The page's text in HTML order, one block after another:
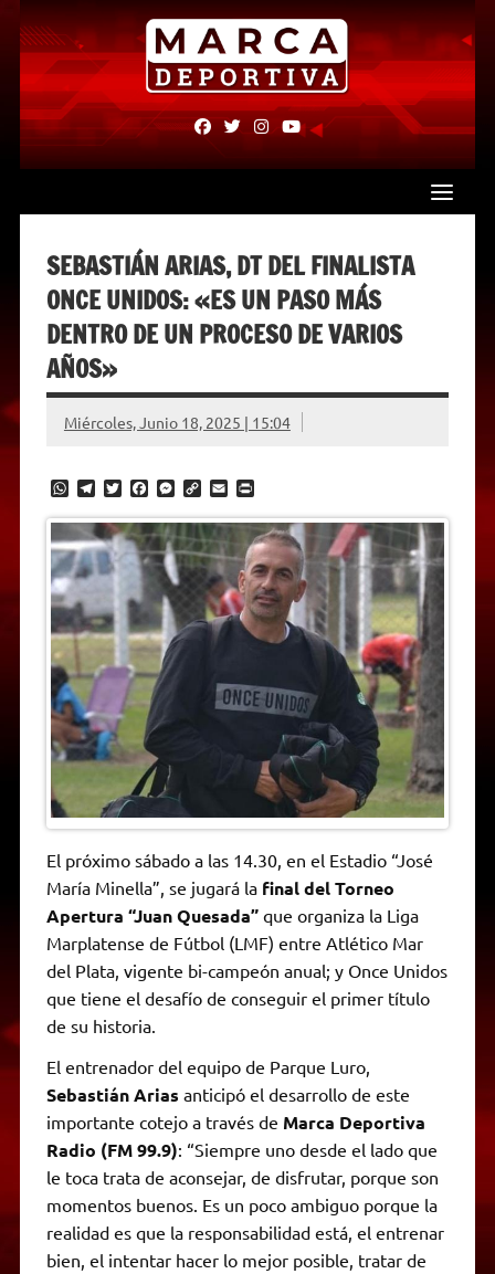
Skip
content
fab
fa-
fab
fa-
fab fab
SEBASTIÁN ARIAS, DT DEL FINALISTA
ONCE UNIDOS: «ES UN PASO MÁS
DENTRO DE UN PROCESO DE VARIOS
AÑOS»
Miércoles, Junio 18, 2025 | 15:04
W
a
t
s
A
p
p
T
l
e
g
r
m
T
i
t
t
r
F
c
e
b
k
M
s
s
e
n
g
e
r
C
p
y
L
n
k
E
a
l
P
i
n
t
F
r
i
e
n
l
y
El próximo sábado a las 14.30, en el Estadio “José
María Minella”, se jugará la final del Torneo
Apertura “Juan Quesada” que organiza la Liga
Marplatense de Fútbol (LMF) entre Atlético Mar
del Plata, vigente bi-campeón anual; y Once Unidos
que tiene el desafío de conseguir el primer título
de su historia.
El entrenador del equipo de Parque Luro,
Sebastián Arias anticipó el desarrollo de este
importante cotejo a través de Marca Deportiva
Radio (FM 99.9): “Siempre uno desde el lado que
le toca trata de aconsejar, de disfrutar, porque son
momentos buenos. Es un poco ambiguo porque la
realidad es que la responsabilidad está, el entrenar
bien, el intentar hacer lo mejor posible, tratar de